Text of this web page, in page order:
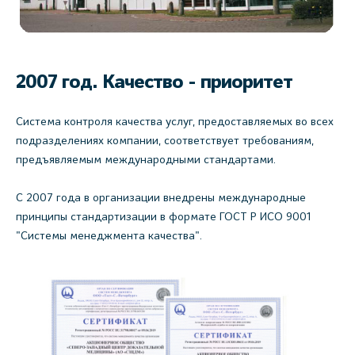
2007 год. Качество - приоритет
Система контроля качества услуг, предоставляемых во всех
подразделениях компании, соответствует требованиям,
предъявляемым международными стандартами.
С 2007 года в организации внедрены международные
принципы стандартизации в формате ГОСТ Р ИСО 9001
"Системы менеджмента качества".